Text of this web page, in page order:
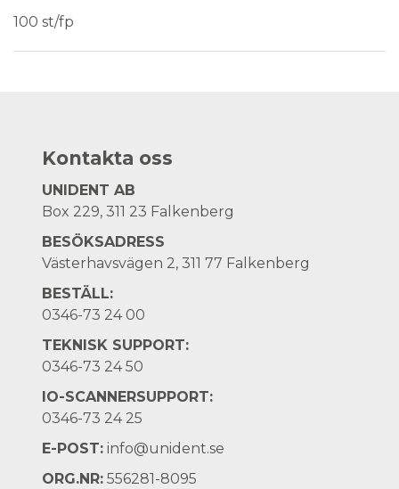
100 st/fp
Kontakta oss
UNIDENT AB
Box 229, 311 23 Falkenberg
BESÖKSADRESS
Västerhavsvägen 2, 311 77 Falkenberg
BESTÄLL:
0346-73 24 00
TEKNISK SUPPORT:
0346-73 24 50
IO-SCANNERSUPPORT:
0346-73 24 25
E-POST: info@unident.se
ORG.NR: 556281-8095